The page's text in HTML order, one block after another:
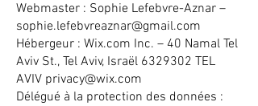
Webmaster : Sophie Lefebvre-Aznar –
sophie.lefebvreaznar@gmail.com
Hébergeur : Wix.com Inc. – 40 Namal Tel
Aviv St., Tel Aviv, Israël 6329302 TEL
AVIV privacy@wix.com
Délégué à la protection des données :